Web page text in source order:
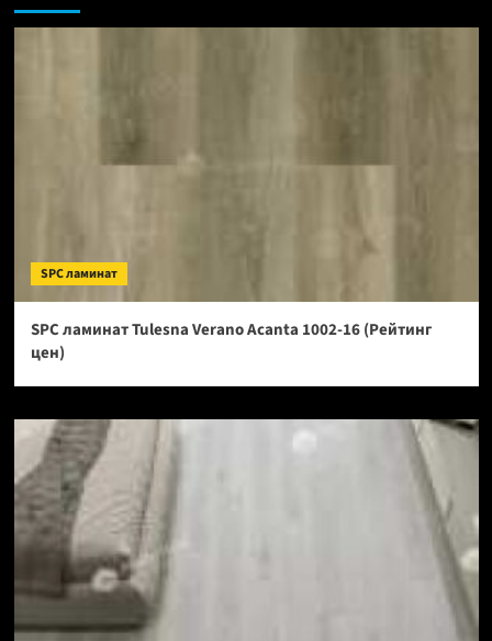
SPC ламинат
SPC ламинат Tulesna Verano Acanta 1002-16 (Рейтинг
цен)